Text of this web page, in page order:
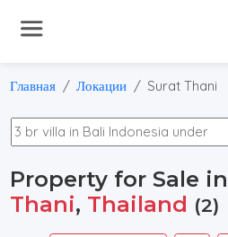
Главная Локации Surat Thani
Property for Sale
Thani, Thailand (2)